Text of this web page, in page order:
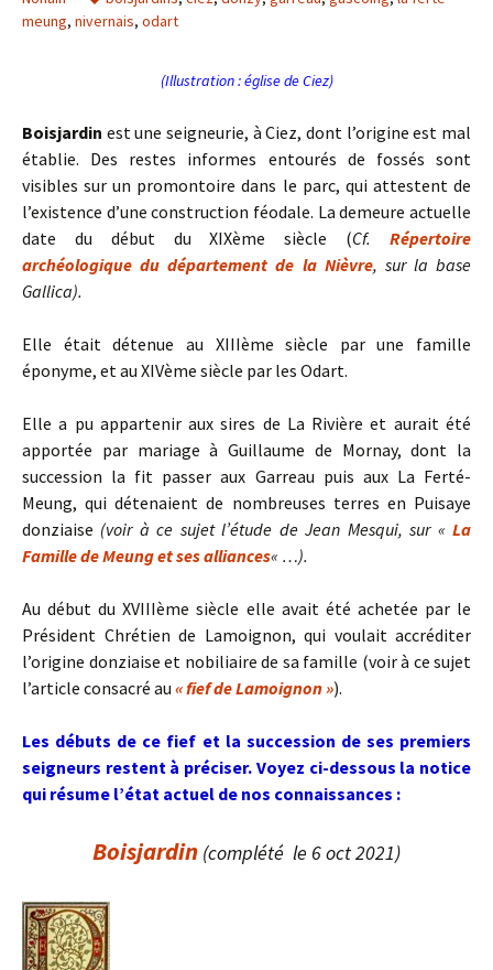
meung, nivernais, odart
(Illustration : église de Ciez)
Boisjardin est une seigneurie, à Ciez, dont l’origine est mal
établie. Des restes informes entourés de fossés sont
visibles sur un promontoire dans le parc, qui attestent de
l’existence d’une construction féodale. La demeure actuelle
date du début du XIXème siècle (Cf.Répertoire
archéologique du département de la Nièvre, sur la base
Gallica).
Elle était détenue au XIIIème siècle par une famille
éponyme, et au XIVème siècle par les Odart.
Elle a pu appartenir aux sires de La Rivière et aurait été
apportée par mariage à Guillaume de Mornay, dont la
succession la fit passer aux Garreau puis aux La Ferté-
Meung, qui détenaient de nombreuses terres en Puisaye
donziaise (voir à ce sujet l’étude de Jean Mesqui, sur «La
Famille de Meung et ses alliances« …).
Au début du XVIIIème siècle elle avait été achetée par le
Président Chrétien de Lamoignon, qui voulait accréditer
l’origine donziaise et nobiliaire de sa famille (voir à ce sujet
l’article consacré au « fief de Lamoignon »).
Les débuts de ce fief et la succession de ses premiers
seigneurs restent à préciser. Voyez ci-dessous la notice
qui résume l’état actuel de nos connaissances :
Boisjardin (complété le 6 oct 2021)